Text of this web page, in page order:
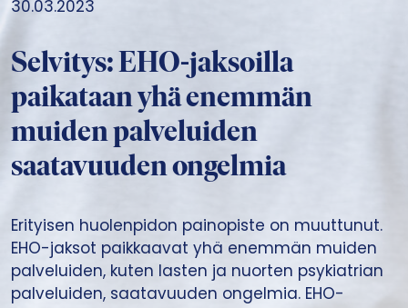
30.03.2023
Selvitys: EHO-jaksoilla
paikataan yhä enemmän
muiden palveluiden
saatavuuden ongelmia
Erityisen huolenpidon painopiste on muuttunut.
EHO-jaksot paikkaavat yhä enemmän muiden
palveluiden, kuten lasten ja nuorten psykiatrian
palveluiden, saatavuuden ongelmia. EHO-